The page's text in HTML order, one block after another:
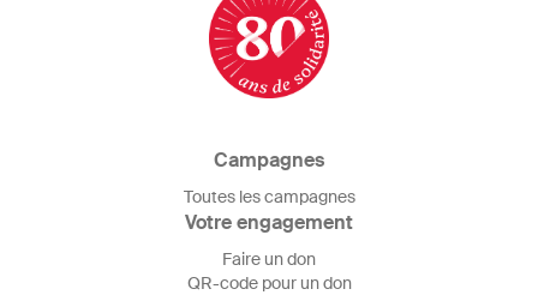
Campagnes
Toutes les campagnes
Votre engagement
Faire un don
QR-code pour un don